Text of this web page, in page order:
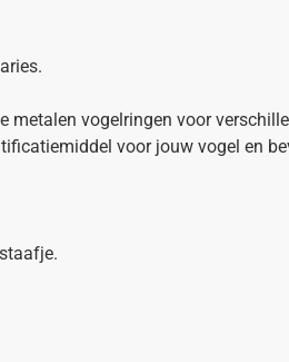
metalen vogelringen voor
voor jouw vogel en